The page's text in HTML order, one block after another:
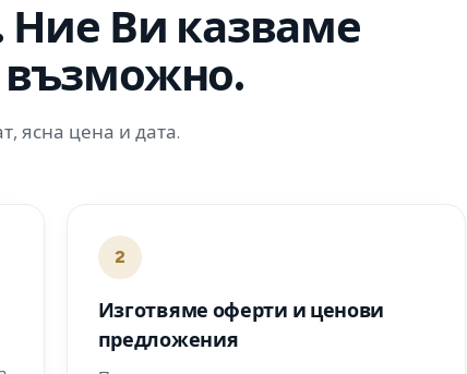
Ние Ви казваме
възможно.
ясна цена и дата.
2
Изготвяме оферти и ценови
предложения